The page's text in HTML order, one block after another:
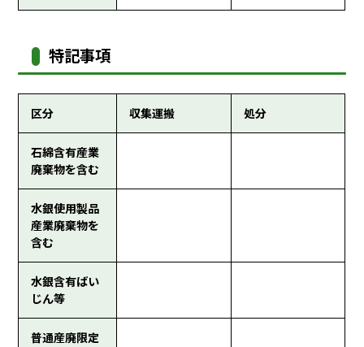
特記事項
区分 収集運搬 処分
石綿含有産業
廃棄物を含む
水銀使用製品
産業廃棄物を
含む
水銀含有ばい
じん等
普通産廃限定